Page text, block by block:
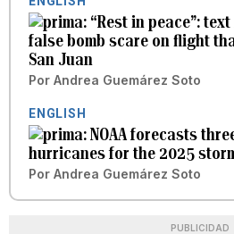
“Rest in peace”:
false bomb scare on flight
San Juan
Por Andrea Guemárez Soto
ENGLISH
NOAA forecasts
hurricanes for the 2025
Por Andrea Guemárez Soto
PUBLICIDAD